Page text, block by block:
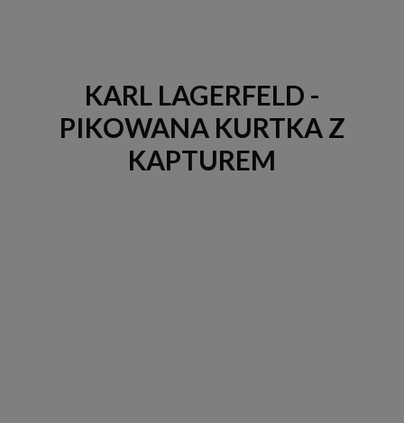
KARL LAGERFELD -
PIKOWANA KURTKA Z
KAPTUREM